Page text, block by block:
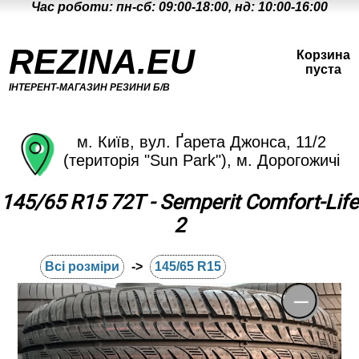
Час роботи: пн-сб: 09:00-18:00, нд: 10:00-16:00
REZINA.EU
ІНТЕРЕНТ-МАГАЗИН РЕЗИНИ Б/В
м. Київ, вул. Ґарета Джонса, 11/2
(територія "Sun Park"), м. Дорогожичі
Корзина
пуста
145/65 R15 72T - Semperit Comfort-Life
2
Всі розміри -> 145/65 R15